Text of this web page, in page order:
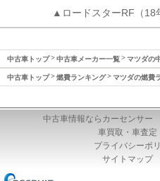
▲ロードスターRF（18
中古車トップ 中古車メーカー一覧 マツダの
中古車トップ 燃費ランキング マツダの燃費
中古車情報ならカーセンサー
車買取・車査定
プライバシーポ
サイトマップ